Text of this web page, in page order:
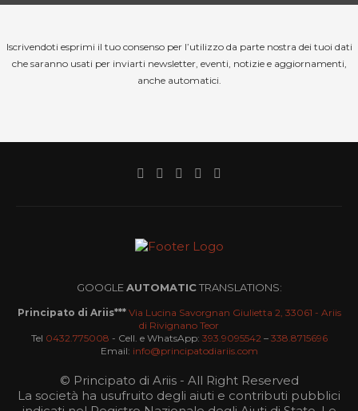
Iscrivendoti esprimi il tuo consenso per l’utilizzo da parte nostra dei tuoi dati
che saranno usati per inviarti newsletter, eventi, notizie e aggiornamenti,
anche automatici.
GOOGLEAUTOMATICTRANSLATIONS:
Principato di Ariis*** Via Lucina Savorgnan Giulietta 2, 33061 - Ariis
di Rivignano Teor
Tel 0432.775008 - Cell. e WhatsApp: 393.9095542– 338.8715696
Email: info@principatodiariis.com
© Principato di Ariis - All Right Reserved
La società ha usufruito degli aiuti e contributi pubblici